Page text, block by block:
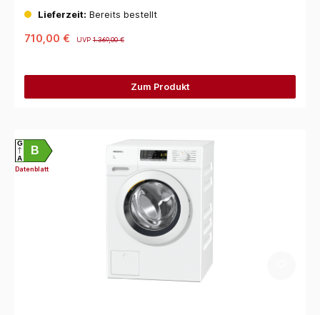
Lieferzeit: Bereits bestellt
710,00 € UVP1.369,00 €
Zum Produkt
B
G
A
Datenblatt